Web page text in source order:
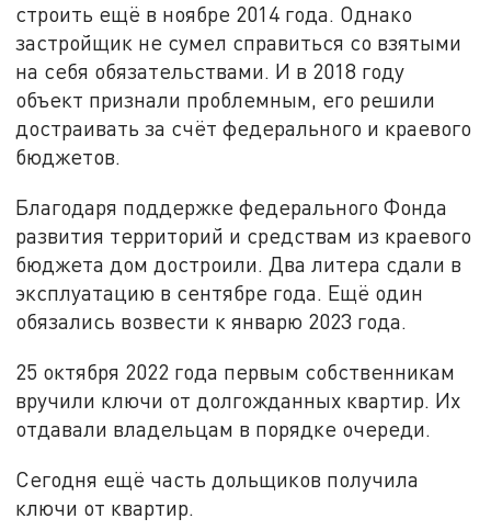
строить ещё в ноябре 2014 года. Однако
застройщик не сумел справиться со взятыми
на себя обязательствами. И в 2018 году
объект признали проблемным, его решили
достраивать за счёт федерального и краевого
бюджетов.
Благодаря поддержке федерального Фонда
развития территорий и средствам из краевого
бюджета дом достроили. Два литера сдали в
эксплуатацию в сентябре года. Ещё один
обязались возвести к январю 2023 года.
25 октября 2022 года первым собственникам
вручили ключи от долгожданных квартир. Их
отдавали владельцам в порядке очереди.
Сегодня ещё часть дольщиков получила
ключи от квартир.